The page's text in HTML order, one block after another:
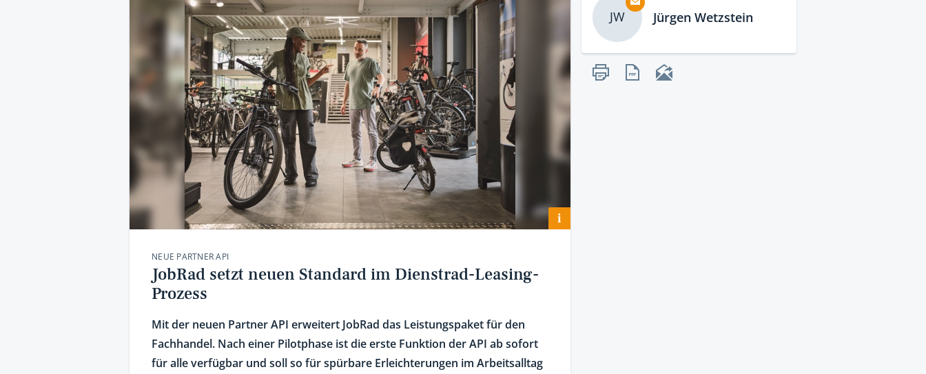
i
NEUE PARTNER API
JobRad setzt neuen Standard im Dienstrad-Leasing-
Prozess
Mit der neuen Partner API erweitert JobRad das Leistungspaket für den
Fachhandel. Nach einer Pilotphase ist die erste Funktion der API ab sofort
für alle verfügbar und soll so für spürbare Erleichterungen im Arbeitsalltag
JW Jürgen Wetzstein